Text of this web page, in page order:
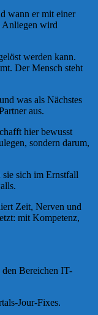
wann er mit einer
Anliegen wird
werden kann.
Der Mensch steht
was als Nächstes
aus.
hier bewusst
sondern darum,
sie sich im Ernstfall
Zeit, Nerven und
mit Kompetenz,
Bereichen IT-
Jour-Fixes.